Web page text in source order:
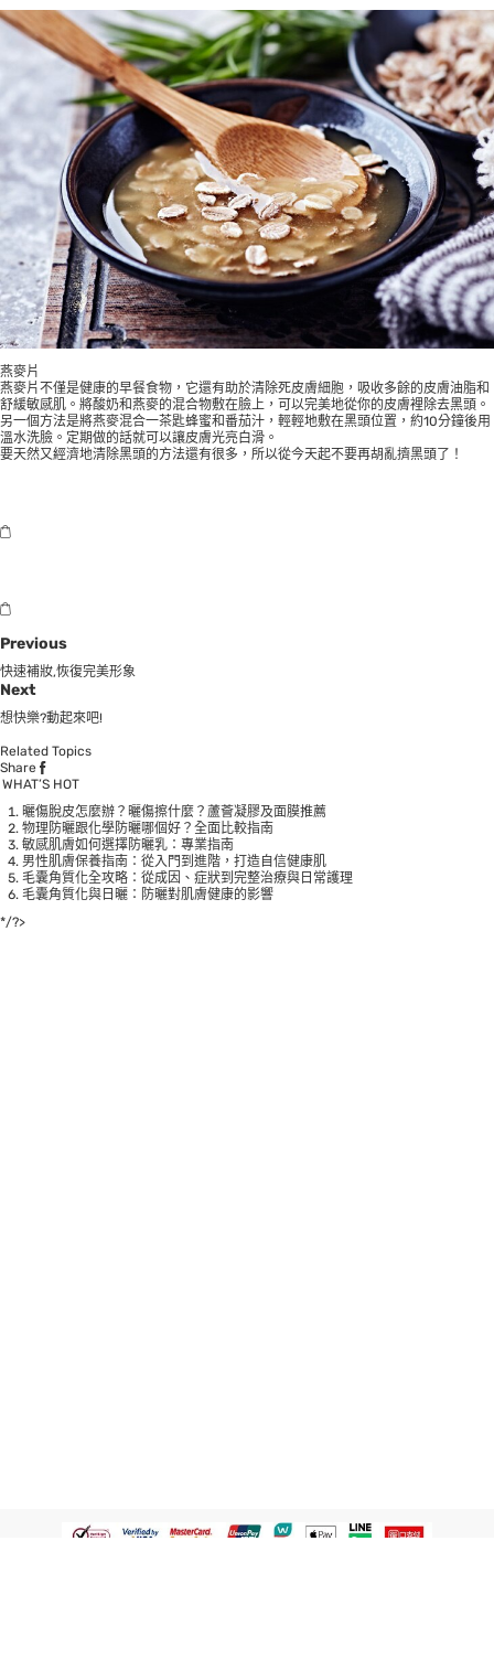
燕麥片
燕麥片不僅是健康的早餐食物，它還有助於清除死皮膚細胞，吸收多餘的皮膚油脂和
舒緩敏感肌。將酸奶和燕麥的混合物敷在臉上，可以完美地從你的皮膚裡除去黑頭。
另一個方法是將燕麥混合一茶匙蜂蜜和番茄汁，輕輕地敷在黑頭位置，約10分鐘後用
溫水洗臉。定期做的話就可以讓皮膚光亮白滑。
要天然又經濟地清除黑頭的方法還有很多，所以從今天起不要再胡亂擠黑頭了！
Previous
快速補妝,恢復完美形象
Next
想快樂?動起來吧!
Related Topics
Share
WHAT’S HOT
曬傷脫皮怎麼辦？曬傷擦什麼？蘆薈凝膠及面膜推薦
物理防曬跟化學防曬哪個好？全面比較指南
敏感肌膚如何選擇防曬乳：專業指南
男性肌膚保養指南：從入門到進階，打造自信健康肌
毛囊角質化全攻略：從成因、症狀到完整治療與日常護理
毛囊角質化與日曬：防曬對肌膚健康的影響
*/?>